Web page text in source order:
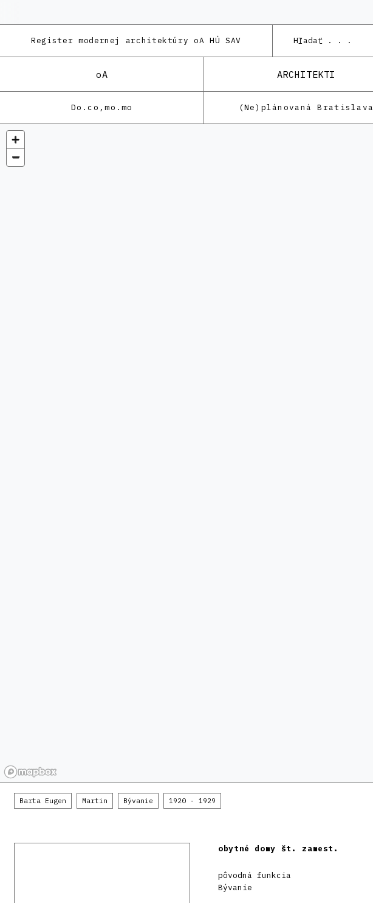
Register modernej architektúry oA HÚ SAV
oA ARCHITEKTI
Do.co,mo.mo (Ne)plánovaná Bratislava
Barta Eugen Martin Bývanie 1920 - 1929
obytné domy št. zamest.
pôvodná funkcia
Bývanie